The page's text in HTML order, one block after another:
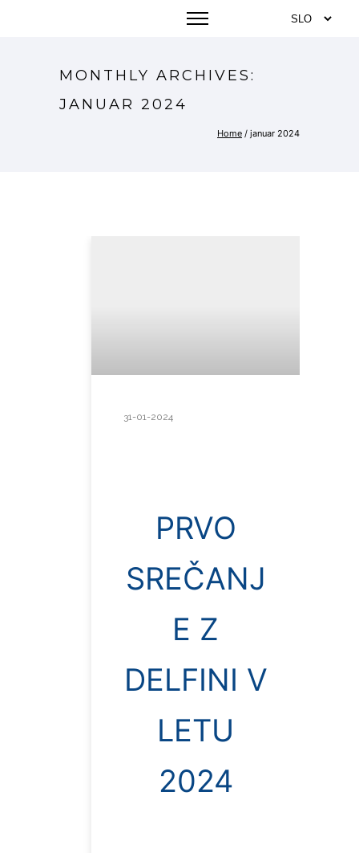
MONTHLY ARCHIVES:
JANUAR 2024
Home / januar 2024
31-01-2024
PRVO
SREČANJ
E Z
DELFINI V
LETU
2024